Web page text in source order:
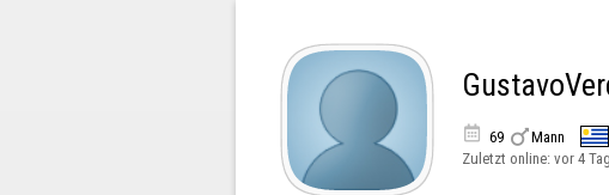
 69 Mann
Zuletzt online: vor 4